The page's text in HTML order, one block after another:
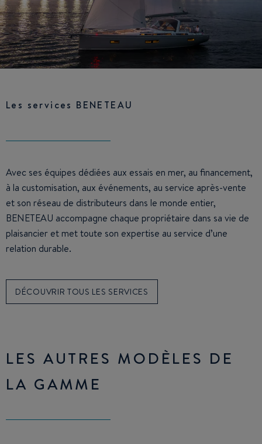
Les services BENETEAU
Avec ses équipes dédiées aux essais en mer, au financement,
à la customisation, aux événements, au service après-vente
et son réseau de distributeurs dans le monde entier,
BENETEAU accompagne chaque propriétaire dans sa vie de
plaisancier et met toute son expertise au service d’une
relation durable.
DÉCOUVRIR TOUS LES SERVICES
LES AUTRES MODÈLES DE
LA GAMME